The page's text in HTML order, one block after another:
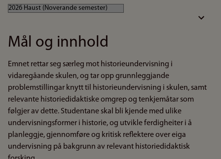
Mål og innhold
Emnet rettar seg særleg mot historieundervisning i
vidaregåande skulen, og tar opp grunnleggjande
problemstillingar knytt til historieundervisning i skulen, samt
relevante historiedidaktiske omgrep og tenkjemåtar som
følgjer av dette. Studentane skal bli kjende med ulike
undervisningsformer i historie, og utvikle ferdigheiter i å
planleggje, gjennomføre og kritisk reflektere over eiga
undervisning på bakgrunn av relevant historiedidaktisk